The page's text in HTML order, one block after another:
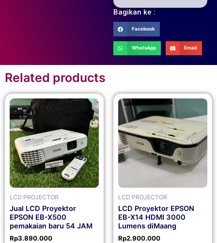
Bagikan ke :
Facebook
WhatsApp Email
Related products
LCD PROJECTOR
Jual LCD Proyektor
EPSON EB-X500
pemakaian baru 54 JAM
Rp3.890.000
LCD PROJECTOR
LCD Proyektor EPSON
EB-X14 HDMI 3000
Lumens diMaang
Rp2.900.000